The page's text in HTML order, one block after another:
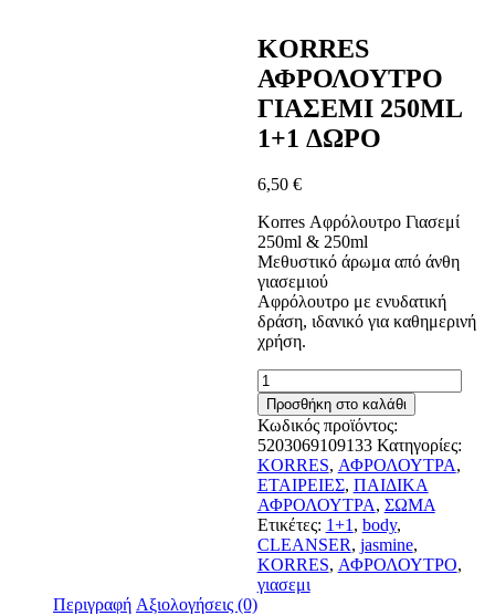
KORRES
ΑΦΡΟΛΟΥΤΡΟ
ΓΙΑΣΕΜΙ 250ML
1+1 ΔΩΡΟ
6,50 €
Korres Αφρόλουτρο Γιασεμί
250ml & 250ml
Μεθυστικό άρωμα από άνθη
γιασεμιού
Αφρόλουτρο με ενυδατική
δράση, ιδανικό για καθημερινή
χρήση.
KORRES
ΑΦΡΟΛΟΥΤΡΟ
ΓΙΑΣΕΜΙ
250ML
1+1
ΔΩΡΟ
ποσότητα
Προσθήκη στο καλάθι
Κωδικός προϊόντος:
5203069109133 Κατηγορίες:
KORRES, ΑΦΡΟΛΟΥΤΡΑ,
ΕΤΑΙΡΕΙΕΣ, ΠΑΙΔΙΚΑ
ΑΦΡΟΛΟΥΤΡΑ, ΣΩΜΑ
Ετικέτες: 1+1, body,
CLEANSER, jasmine,
KORRES, ΑΦΡΟΛΟΥΤΡΟ,
γιασεμι
Περιγραφή Αξιολογήσεις (0)